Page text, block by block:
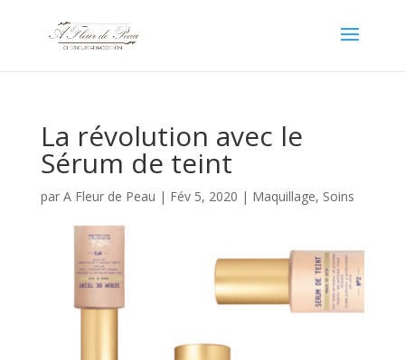
La révolution avec le
Sérum de teint
par A Fleur de Peau | Fév 5, 2020 | Maquillage, Soins